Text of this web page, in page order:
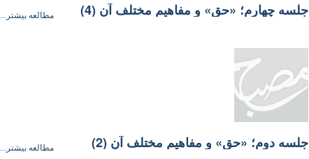
جلسه چهارم؛‌ «حق» و مفاهیم مختلف آن (4) مطالعه بیشتر...
جلسه دوم؛‌ «حق» و مفاهیم مختلف آن (2) مطالعه بیشتر...